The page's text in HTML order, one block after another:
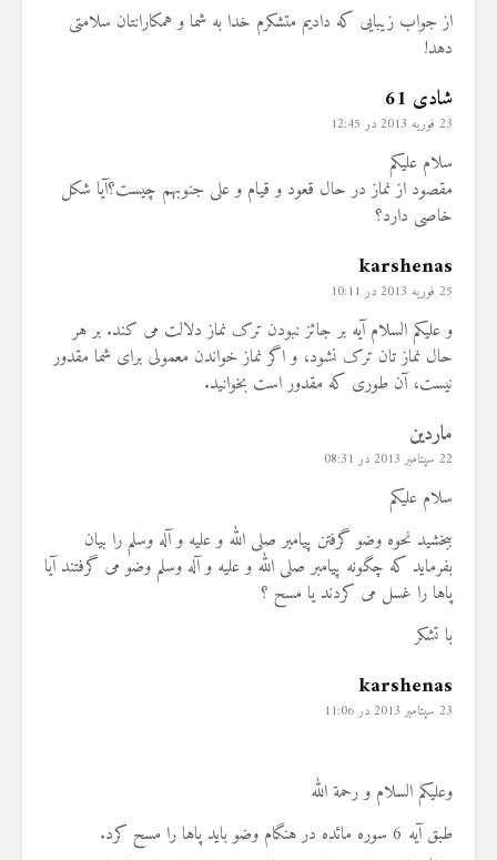
از جواب زیبایی که دادیم متشکرم خدا به شما و همکارانتان سلامتی
دهد!
شادی 61
23 فوریه 2013 در 12:45
سلام علیکم
مقصود از نماز در حال قعود و قیام و علی جنوبهم چیست؟آیا شکل
خاصی دارد؟
karshenas
25 فوریه 2013 در 10:11
و علیکم السلام آیه بر جائز نبودن ترک نماز دلالت می کند. بر هر
حال نماز تان ترک نشود، و اگر نماز خواندن معمولی برای شما مقدور
نیست، آن طوری که مقدور است بخوانید.
ماردین
22 سپتامبر 2013 در 08:31
سلام علیکم
ببخشید نحوه وضو گرفتن پیامبر صلی الله و علیه و آله وسلم را بیان
بفرماید که چگونه پیامبر صلی الله و علیه و آله وسلم وضو می گرفتند آیا
پاها را غسل می کردند یا مسح ؟
با تشکر
karshenas
23 سپتامبر 2013 در 11:06
وعلیکم السلام و رحمة الله
طبق آیه 6 سوره مائده در هنگام وضو باید پاها را مسح کرد.